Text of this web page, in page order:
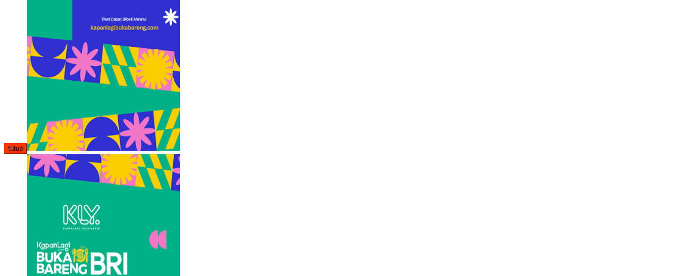
tutup